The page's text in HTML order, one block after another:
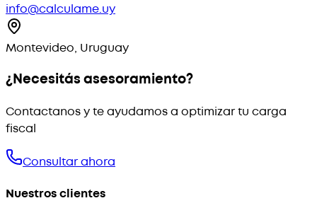
info@calculame.uy
Montevideo, Uruguay
¿Necesitás asesoramiento?
Contactanos y te ayudamos a optimizar tu carga
fiscal
Consultar ahora
Nuestros clientes